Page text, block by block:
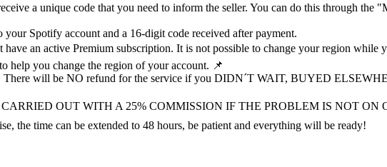
a unique code that you need to inform the seller. You can do this through the
Spotify account and a 16-digit code received after payment.
an active Premium subscription. It is not possible to change your region while
help you change the region of your account. 📌
There will be NO refund for the service if you DIDN´T WAIT, BUYED
OUT WITH A 25% COMMISSION IF THE PROBLEM IS NOT ON
the time can be extended to 48 hours, be patient and everything will be ready!